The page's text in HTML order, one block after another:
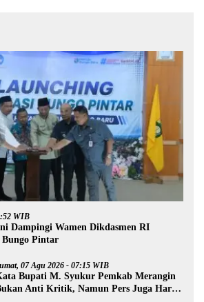
WIB
Dampingi Wamen Dikdasmen RI
Pintar
07 Agu 2026 - 07:15 WIB
Bupati M. Syukur Pemkab Merangin
Anti Kritik, Namun Pers Juga Harus